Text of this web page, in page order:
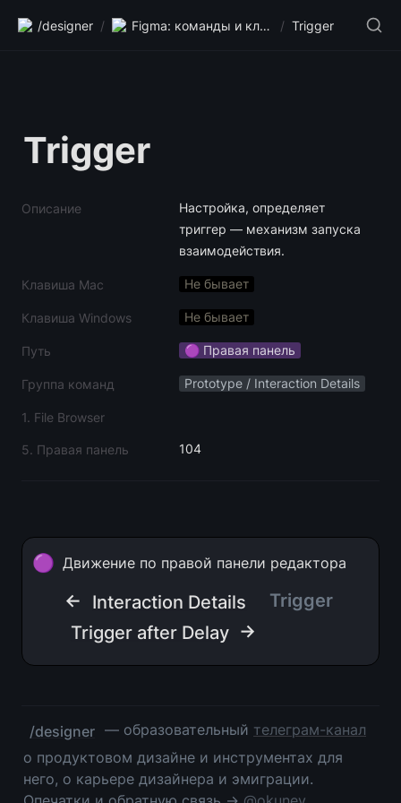
/designer / Figma: команды и клавиши / Trigger
Trigger
Описание
Настройка, определяет
триггер — механизм запуска
взаимодействия.
Клавиша Mac Не бывает
Клавиша Windows Не бывает
Путь 🟣 Правая панель
Группа команд Prototype / Interaction Details
1. File Browser
5. Правая панель 104
🟣 Движение по правой панели редактора
← Interaction Details
Trigger
Trigger after Delay →
/designer — образовательный телеграм-канал
о продуктовом дизайне и инструментах для
него, о карьере дизайнера и эмиграции.